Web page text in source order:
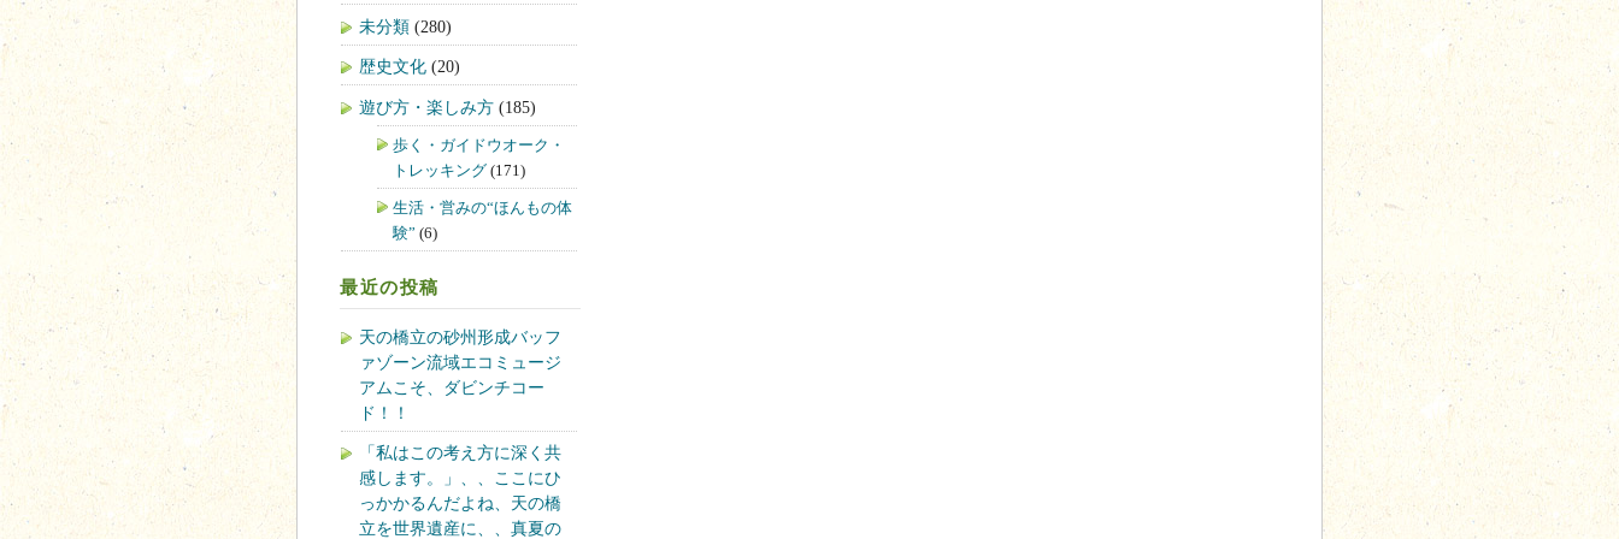
未分類 (280)
歴史文化 (20)
遊び方・楽しみ方 (185)
歩く・ガイドウオーク・
トレッキング (171)
生活・営みの“ほんもの体
験” (6)
最近の投稿
天の橋立の砂州形成バッフ
ァゾーン流域エコミュージ
アムこそ、ダビンチコー
ド！！
「私はこの考え方に深く共
感します。」、、ここにひ
っかかるんだよね、天の橋
立を世界遺産に、、真夏の